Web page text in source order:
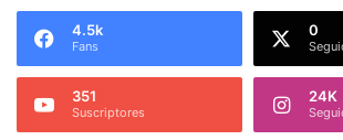
4.5k
Fans
0
351
Suscriptores
24K